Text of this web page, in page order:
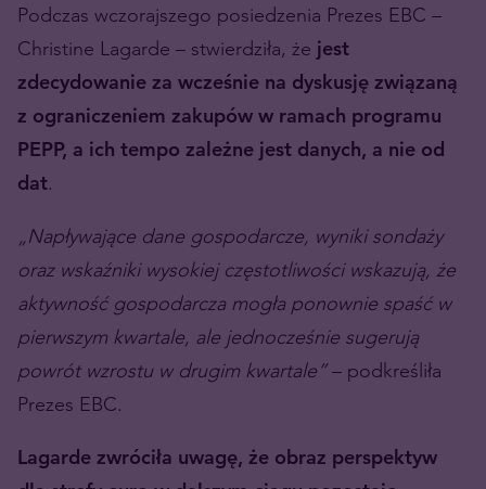
Podczas wczorajszego posiedzenia Prezes EBC –
Christine Lagarde – stwierdziła, że jest
zdecydowanie za wcześnie na dyskusję związaną
z ograniczeniem zakupów w ramach programu
PEPP, a ich tempo zależne jest danych, a nie od
dat.
„Napływające dane gospodarcze, wyniki sondaży
oraz wskaźniki wysokiej częstotliwości wskazują, że
aktywność gospodarcza mogła ponownie spaść w
pierwszym kwartale, ale jednocześnie sugerują
powrót wzrostu w drugim kwartale”– podkreśliła
Prezes EBC.
Lagarde zwróciła uwagę, że obraz perspektyw